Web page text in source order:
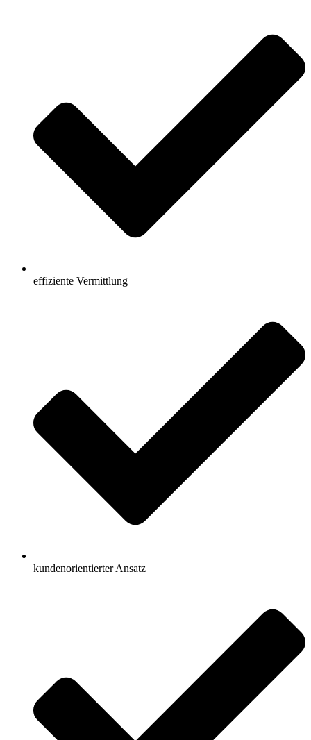
effiziente Vermittlung
kundenorientierter Ansatz